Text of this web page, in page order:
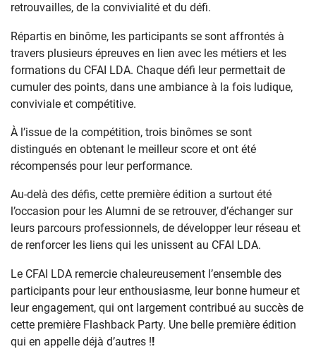
retrouvailles, de la convivialité et du défi.
Répartis en binôme, les participants se sont affrontés à
travers plusieurs épreuves en lien avec les métiers et les
formations du CFAI LDA. Chaque défi leur permettait de
cumuler des points, dans une ambiance à la fois ludique,
conviviale et compétitive.
À l’issue de la compétition, trois binômes se sont
distingués en obtenant le meilleur score et ont été
récompensés pour leur performance.
Au-delà des défis, cette première édition a surtout été
l’occasion pour les Alumni de se retrouver, d’échanger sur
leurs parcours professionnels, de développer leur réseau et
de renforcer les liens qui les unissent au CFAI LDA.
Le CFAI LDA remercie chaleureusement l’ensemble des
participants pour leur enthousiasme, leur bonne humeur et
leur engagement, qui ont largement contribué au succès de
cette première Flashback Party. Une belle première édition
qui en appelle déjà d’autres !!